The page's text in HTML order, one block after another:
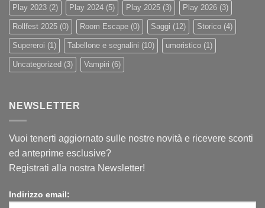
Play 2023 (2) Play 2024 (5) Play 2025 (3) Play 2026 (3)
Rollfest 2025 (0) Room Escape (0) Saggi (12) Storico (4)
Supereroi (1) Tabellone e segnalini (10) umoristico (1)
Uncategorized (3) Vampiri (6)
NEWSLETTER
Vuoi tenerti aggiornato sulle nostre novità e ricevere sconti
ed anteprime esclusive?
Registrati alla nostra Newsletter!
Indirizzo email: